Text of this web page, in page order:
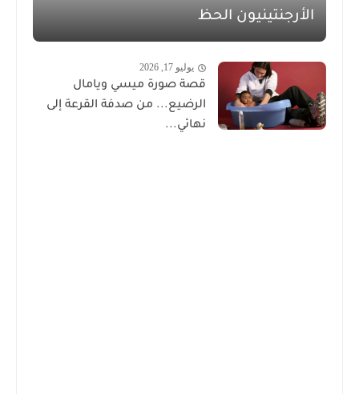
الأرجنتينيون الحظ
يوليو 17, 2026
قصة صورة ميسي ويامال
الرضيع... من صدفة القرعة إلى
نهائي...